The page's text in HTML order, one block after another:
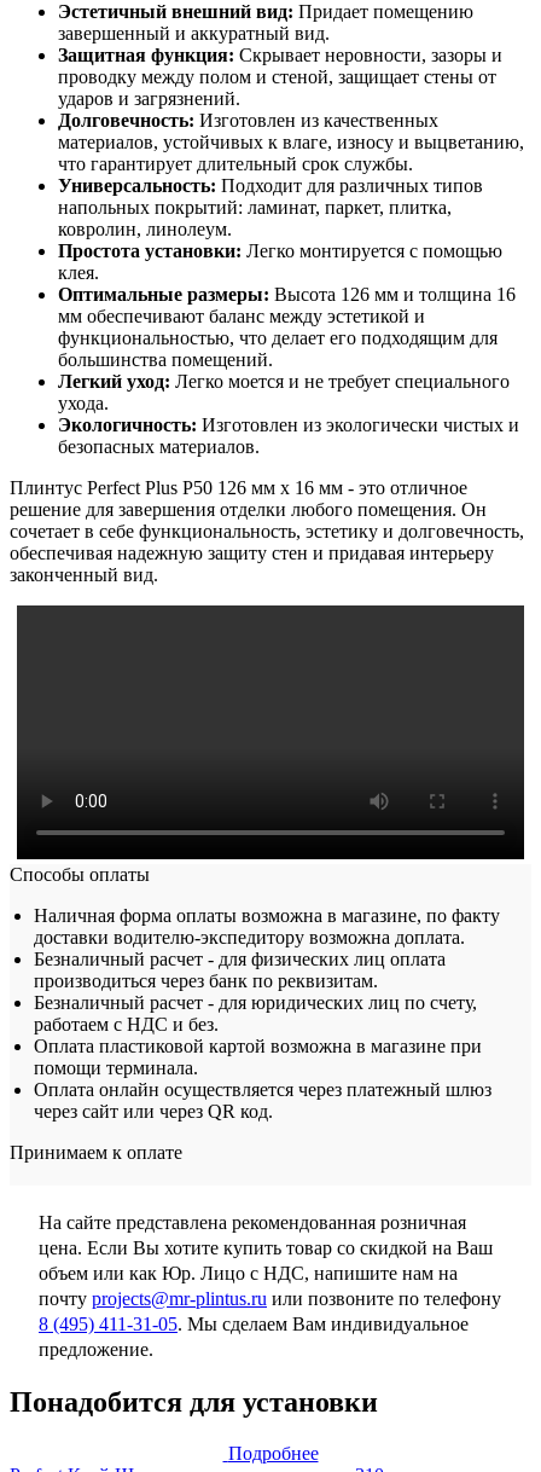
Эстетичный внешний вид: Придает помещению
завершенный и аккуратный вид.
Защитная функция: Скрывает неровности, зазоры и
проводку между полом и стеной, защищает стены от
ударов и загрязнений.
Долговечность: Изготовлен из качественных
материалов, устойчивых к влаге, износу и выцветанию,
что гарантирует длительный срок службы.
Универсальность: Подходит для различных типов
напольных покрытий: ламинат, паркет, плитка,
ковролин, линолеум.
Простота установки: Легко монтируется с помощью
клея.
Оптимальные размеры: Высота 126 мм и толщина 16
мм обеспечивают баланс между эстетикой и
функциональностью, что делает его подходящим для
большинства помещений.
Легкий уход: Легко моется и не требует специального
ухода.
Экологичность: Изготовлен из экологически чистых и
безопасных материалов.
Плинтус Perfect Plus P50 126 мм х 16 мм - это отличное
решение для завершения отделки любого помещения. Он
сочетает в себе функциональность, эстетику и долговечность,
обеспечивая надежную защиту стен и придавая интерьеру
законченный вид.
Способы оплаты
Наличная форма оплаты возможна в магазине, по факту
доставки водителю-экспедитору возможна доплата.
Безналичный расчет - для физических лиц оплата
производиться через банк по реквизитам.
Безналичный расчет - для юридических лиц по счету,
работаем с НДС и без.
Оплата пластиковой картой возможна в магазине при
помощи терминала.
Оплата онлайн осуществляется через платежный шлюз
через сайт или через QR код.
Принимаем к оплате
На сайте представлена рекомендованная розничная
цена. Если Вы хотите купить товар со скидкой на Ваш
объем или как Юр. Лицо с НДС, напишите нам на
почту projects@mr-plintus.ru или позвоните по телефону
8 (495) 411-31-05. Мы сделаем Вам индивидуальное
предложение.
Понадобится для установки
Подробнее